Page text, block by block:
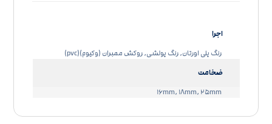
اجرا
رنگ پلی اورتان, رنگ پولشی, روکش ممبران (وکیوم)(pvc)
ضخامت
۱۶mm, ۱۸mm, ۲۵mm